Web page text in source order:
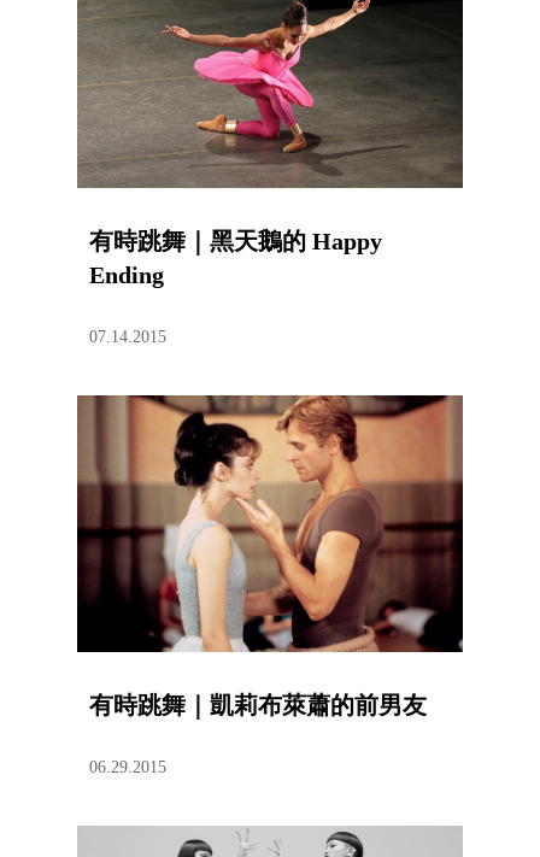
有時跳舞｜黑天鵝的 Happy
Ending
07.14.2015
有時跳舞｜凱莉布萊蕭的前男友
06.29.2015